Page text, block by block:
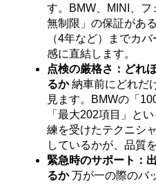
す。BMW、MINI、
無制限」の保証があ
（4年など）までカ
感に直結します。
点検の厳格さ：どれ
るか納車前にどれだ
見ます。BMWの「
「最大202項目」と
練を受けたテクニシ
しているかが、品質
緊急時のサポート：
るか万が一の際のバ